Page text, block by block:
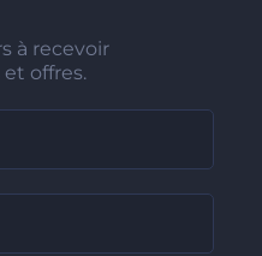
à recevoir
offres.